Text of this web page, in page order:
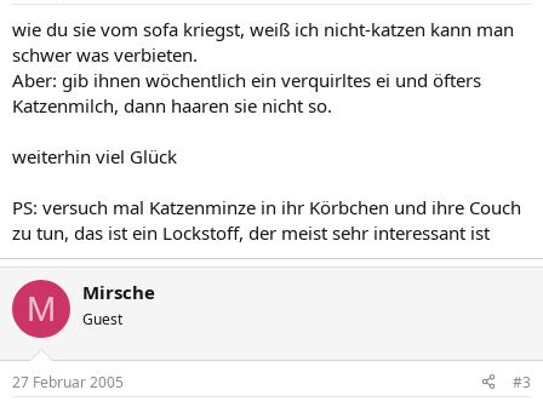
wie du sie vom sofa kriegst, weiß ich nicht-katzen kann man
schwer was verbieten.
Aber: gib ihnen wöchentlich ein verquirltes ei und öfters
Katzenmilch, dann haaren sie nicht so.
weiterhin viel Glück
PS: versuch mal Katzenminze in ihr Körbchen und ihre Couch
zu tun, das ist ein Lockstoff, der meist sehr interessant ist
M Mirsche
Guest
27 Februar 2005 #3